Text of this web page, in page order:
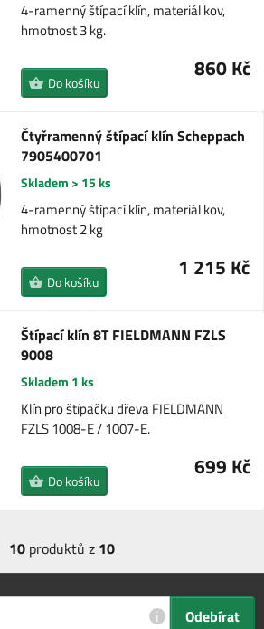
4-ramenný štípací klín, materiál kov,
hmotnost 3 kg.
860 Kč
Do košíku
Čtyřramenný štípací klín Scheppach
7905400701
Skladem > 15 ks
4-ramenný štípací klín, materiál kov,
hmotnost 2 kg
1 215 Kč
Do košíku
Štípací klín 8T FIELDMANN FZLS
9008
Skladem 1 ks
Klín pro štípačku dřeva FIELDMANN
FZLS 1008-E / 1007-E.
699 Kč
Do košíku
10produktů z 10
i Odebírat